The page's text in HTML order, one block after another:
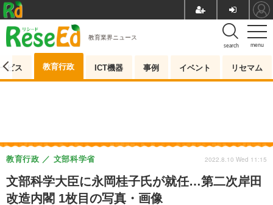
menu
search
教育業界ニュース
ビス 教育行政 ICT機器 事例 イベント リセマム
文部科学大臣に永岡桂子氏が就任…第二次岸田
改造内閣 1枚目の写真・画像
教育行政 文部科学省 2022.8.10 Wed 11:15